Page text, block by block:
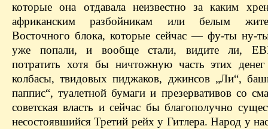
которые она отдавала неизвестно за каким
африканским разбойникам или белым
Восточного блока, которые сейчас — фу-ты
уже попали, и вообще стали, видите ли,
потратить хотя бы ничтожную часть этих
колбасы, твидовых пиджаков, джинсов „Ли“,
паппис“, туалетной бумаги и презервативов со
советская власть и сейчас бы благополучно
несостоявшийся Третий рейх у Гитлера. Народ у